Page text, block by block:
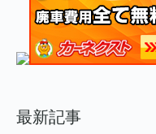
最新記事